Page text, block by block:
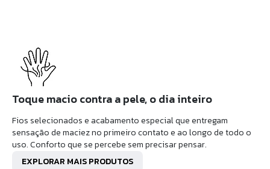
Toque macio contra a pele, o dia inteiro
Fios selecionados e acabamento especial que entregam
sensação de maciez no primeiro contato e ao longo de todo o
uso. Conforto que se percebe sem precisar pensar.
EXPLORAR MAIS PRODUTOS